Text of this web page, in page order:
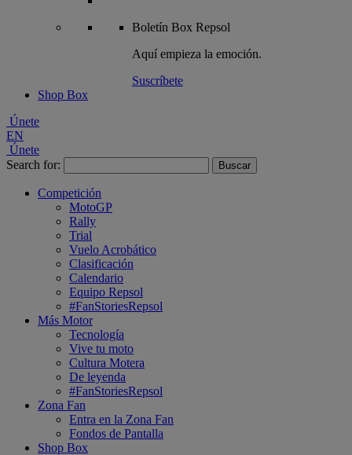
Boletín Box Repsol
Aquí empieza la emoción.
Suscríbete
Shop Box
Únete
EN
Únete
Search for:
Competición
MotoGP
Rally
Trial
Vuelo Acrobático
Clasificación
Calendario
Equipo Repsol
#FanStoriesRepsol
Más Motor
Tecnología
Vive tu moto
Cultura Motera
De leyenda
#FanStoriesRepsol
Zona Fan
Entra en la Zona Fan
Fondos de Pantalla
Shop Box